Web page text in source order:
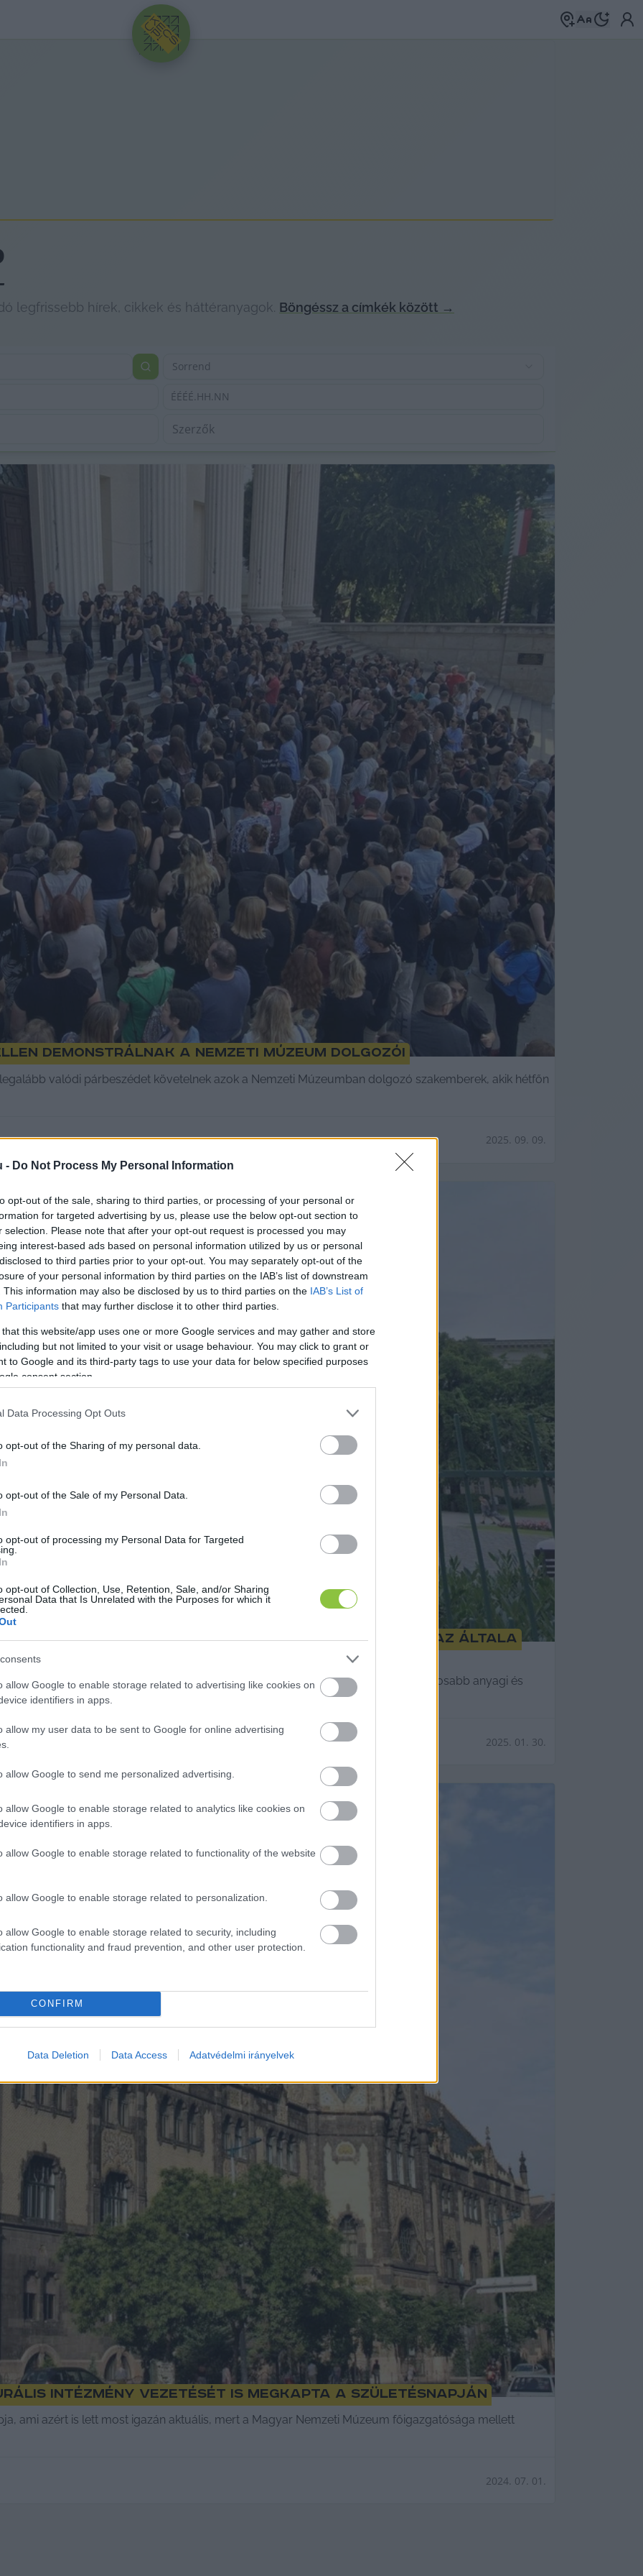
- Do Not Process My Personal Information
opt-out of the sale, sharing to third parties, or processing of your personal or
for targeted advertising by us, please use the below opt-out section to
selection. Please note that after your opt-out request is processed you may
interest-based ads based on personal information utilized by us or personal
to third parties prior to your opt-out. You may separately opt-out of the
of your personal information by third parties on the IAB’s list of downstream
This information may also be disclosed by us to third parties on the IAB’s List of
Participants that may further disclose it to other third parties.
that this website/app uses one or more Google services and may gather and store
but not limited to your visit or usage behaviour. You may click to grant or
to Google and its third-party tags to use your data for below specified purposes
consent section.
Data Processing Opt Outs
opt-out of the Sharing of my personal data.
opt-out of the Sale of my Personal Data.
opt-out of processing my Personal Data for Targeted
opt-out of Collection, Use, Retention, Sale, and/or Sharing
Data that Is Unrelated with the Purposes for which it
allow Google to enable storage related to advertising like cookies on
identifiers in apps.
allow my user data to be sent to Google for online advertising
allow Google to send me personalized advertising.
allow Google to enable storage related to analytics like cookies on
identifiers in apps.
allow Google to enable storage related to functionality of the website
allow Google to enable storage related to personalization.
allow Google to enable storage related to security, including
functionality and fraud prevention, and other user protection.
CONFIRM
Data Deletion Data Access Adatvédelmi irányelvek
HIRDETÉS
legfrissebb hírek, cikkek és háttéranyagok. Böngéssz a címkék között →
Sorrend
ÉÉÉÉ.HH.NN
demonstrálnak a Nemzeti Múzeum dolgozói
valódi párbeszédet követelnek azok a Nemzeti Múzeumban dolgozó szakemberek, akik hétfőn
2025. 09. 09.
a hírre, ami szerint súlyos gondokkal küzdenek az általa
írta meg, hogy a Demeter Szilárd által irányított közgyűjtemények egyre súlyosabb anyagi és
2025. 01. 30.
intézmény vezetését is megkapta a születésnapján
ami azért is lett most igazán aktuális, mert a Magyar Nemzeti Múzeum főigazgatósága mellett
2024. 07. 01.